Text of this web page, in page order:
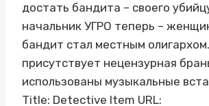
достать бандита – своего
начальник УГРО теперь –
бандит стал местным
присутствует нецензурная
использованы музыкальные
Title: Detective Item URL: